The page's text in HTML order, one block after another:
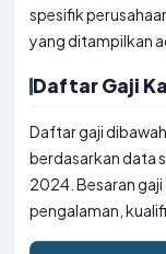
spesifik
yang ditampilkan
Daftar Gaji
Daftar gaji
berdasarkan data
2024. Besaran
pengalaman,